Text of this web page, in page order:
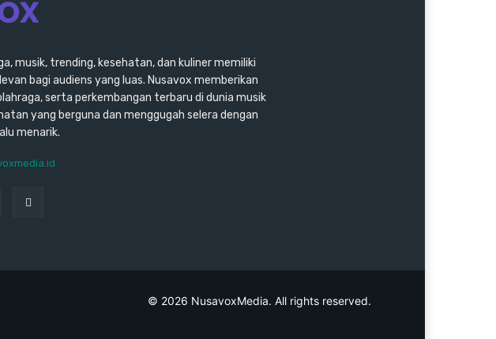
musik, trending, kesehatan, dan kuliner memiliki
bagi audiens yang luas. Nusavox memberikan
serta perkembangan terbaru di dunia musik
yang berguna dan menggugah selera dengan
menarik.
© 2026 NusavoxMedia. All rights reserved.